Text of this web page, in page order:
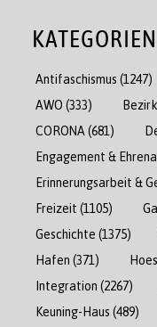
KATEGORIEN
Antifaschismus (1247)
AWO (333)
CORONA (681)
Engagement &
Erinnerungsarbeit &
Freizeit (1105)
Geschichte (1375)
Hafen (371)
Integration (2267)
Keuning-Haus (489)